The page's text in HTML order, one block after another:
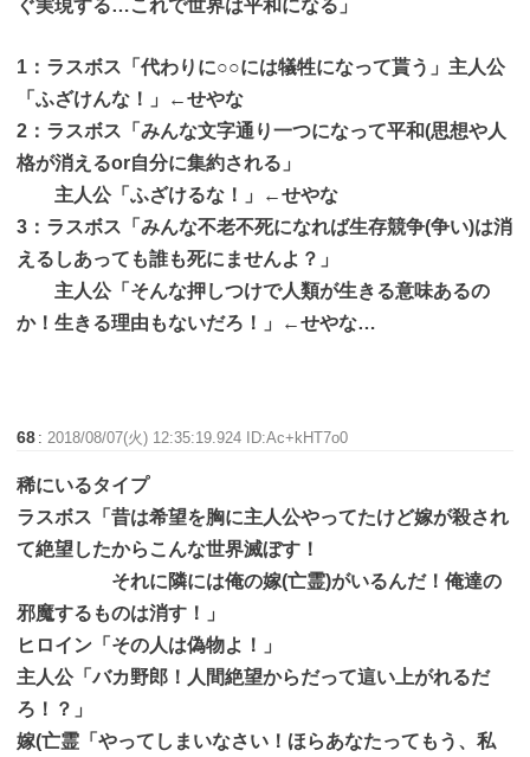
ぐ実現する…これで世界は平和になる」
1：ラスボス「代わりに○○には犠牲になって貰う」主人公
「ふざけんな！」←せやな
2：ラスボス「みんな文字通り一つになって平和(思想や人
格が消えるor自分に集約される」
主人公「ふざけるな！」←せやな
3：ラスボス「みんな不老不死になれば生存競争(争い)は消
えるしあっても誰も死にませんよ？」
主人公「そんな押しつけで人類が生きる意味あるの
か！生きる理由もないだろ！」←せやな…
68 :2018/08/07(火) 12:35:19.924 ID:Ac+kHT7o0
稀にいるタイプ
ラスボス「昔は希望を胸に主人公やってたけど嫁が殺され
て絶望したからこんな世界滅ぼす！
それに隣には俺の嫁(亡霊)がいるんだ！俺達の
邪魔するものは消す！」
ヒロイン「その人は偽物よ！」
主人公「バカ野郎！人間絶望からだって這い上がれるだ
ろ！？」
嫁(亡霊「やってしまいなさい！ほらあなたってもう、私